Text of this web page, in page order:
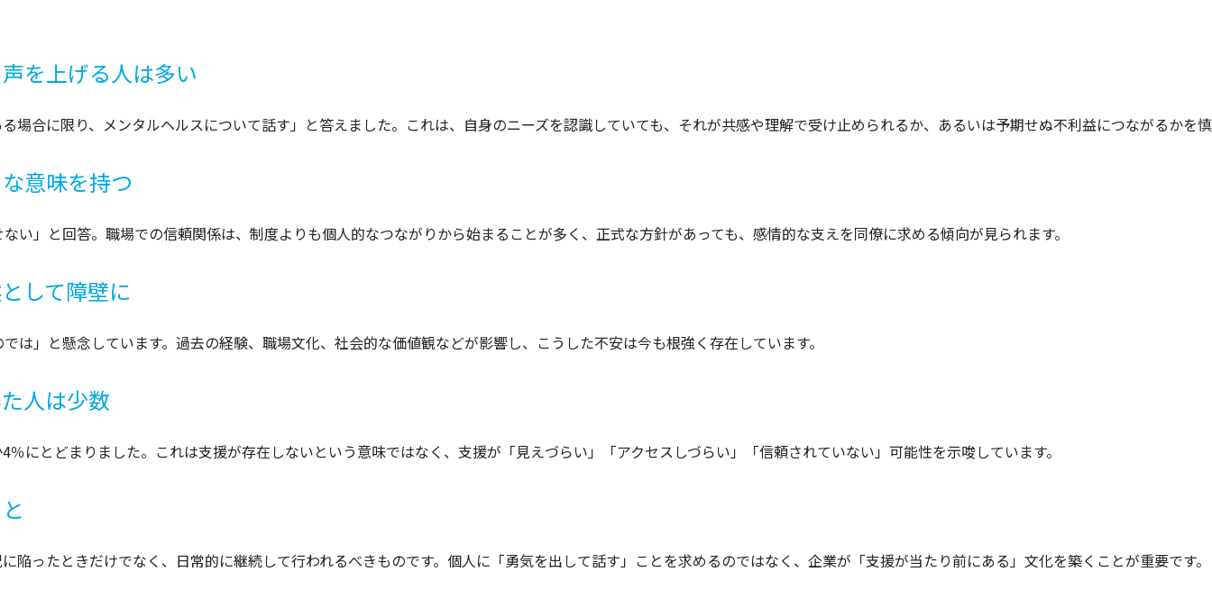
を上げる人は多い
場合に限り、メンタルヘルスについて話す」と答えました。これは、自身のニーズを認識していても、それが共感や理解で受け止められるか、あるいは予期せぬ不利益につながるかを
意味を持つ
い」と回答。職場での信頼関係は、制度よりも個人的なつながりから始まることが多く、正式な方針があっても、感情的な支えを同僚に求める傾向が見られます。
して障壁に
は」と懸念しています。過去の経験、職場文化、社会的な価値観などが影響し、こうした不安は今も根強く存在しています。​
人は少数
にとどまりました。これは支援が存在しないという意味ではなく、支援が「見えづらい」「アクセスしづらい」「信頼されていない」可能性を示唆しています。
陥ったときだけでなく、日常的に継続して行われるべきものです。個人に「勇気を出して話す」ことを求めるのではなく、企業が「支援が当たり前にある」文化を築くことが重要です。